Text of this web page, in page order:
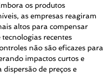
os produtos
as empresas reagiram
altos para compensar
recentes
não são eficazes para
impactos curtos e
de preços e